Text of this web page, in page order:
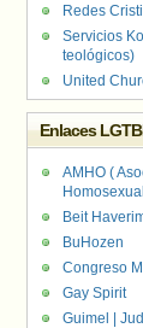
Redes
Servicios
teológicos)
United
Enlaces
AMHO (
Beit
BuHozen
Congreso
Gay Spirit
Guimel |